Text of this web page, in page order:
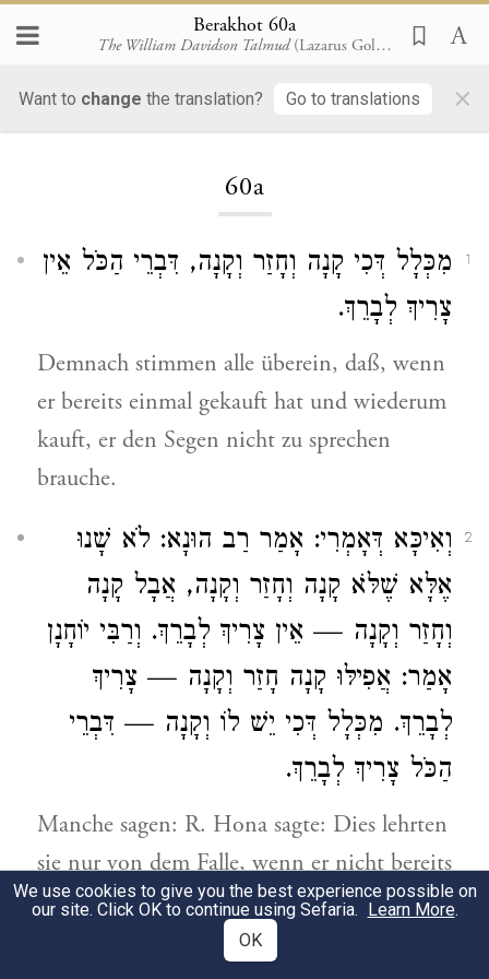
Berakhot 60a
The William Davidson Talmud (Lazarus Goldschmidt, 1929)
Want to change the translation? Go to translations ×
60a
1
מִכְּלָל דְּכִי קָנָה וְחָזַר וְקָנָה, דִּבְרֵי הַכֹּל אֵין
צָרִיךְ לְבָרֵךְ.
Demnach stimmen alle überein, daß, wenn
er bereits einmal gekauft hat und wiederum
kauft, er den Segen nicht zu sprechen
brauche.
2 וְאִיכָּא דְּאָמְרִי: אָמַר רַב הוּנָא: לֹא שָׁנוּ
אֶלָּא שֶׁלֹּא קָנָה וְחָזַר וְקָנָה, אֲבָל קָנָה
וְחָזַר וְקָנָה — אֵין צָרִיךְ לְבָרֵךְ. וְרַבִּי יוֹחָנָן
אָמַר: אֲפִילּוּ קָנָה חָזַר וְקָנָה — צָרִיךְ
לְבָרֵךְ. מִכְּלָל דְּכִי יֵשׁ לוֹ וְקָנָה — דִּבְרֵי
הַכֹּל צָרִיךְ לְבָרֵךְ.
Manche sagen: R. Hona sagte: Dies lehrten
sie nur von dem Falle, wenn er nicht bereits
einmal gekauft hat und wiederum kauft,
wenn er aber bereits einmal gekauft hat und
We use cookies to give you the best experience possible on
our site. Click OK to continue using Sefaria. Learn More.
OK